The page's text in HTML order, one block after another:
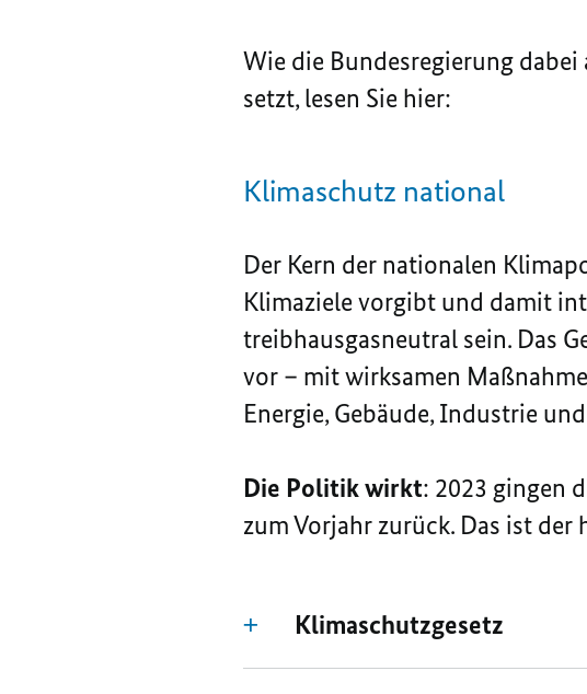
Wie die Bundesregierung
setzt, lesen Sie hier:
Klimaschutz national
Der Kern der nationalen
Klimaziele vorgibt und damit
treibhausgasneutral sein. Das
vor – mit wirksamen
Energie, Gebäude, Industrie
Die Politik wirkt: 2023 gingen
zum Vorjahr zurück. Das ist der
Klimaschutzgesetz